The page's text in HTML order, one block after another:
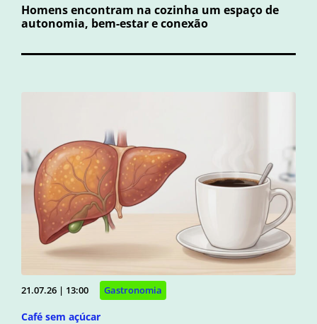
Homens encontram na cozinha um espaço de
autonomia, bem-estar e conexão
21.07.26 | 13:00 Gastronomia
Café sem açúcar